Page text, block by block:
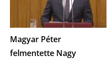
Magyar Péter
felmentette Nagy